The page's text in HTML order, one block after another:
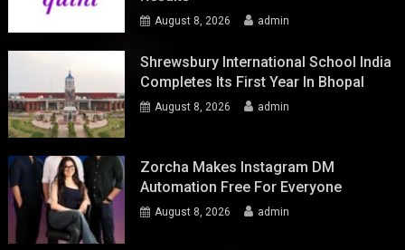
August 8, 2026 admin
Shrewsbury International School India
Completes Its First Year In Bhopal
August 8, 2026 admin
Zorcha Makes Instagram DM
Automation Free For Everyone
August 8, 2026 admin